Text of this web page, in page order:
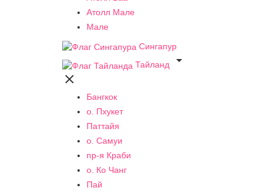
Атолл Мале
Мале
Сингапур
Тайланд


Бангкок
о. Пхукет
Паттайя
о. Самуи
пр-я Краби
о. Ко Чанг
Пай